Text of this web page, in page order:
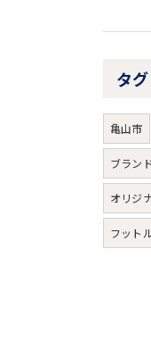
タグ
亀山市
ブラン
オリジ
フット